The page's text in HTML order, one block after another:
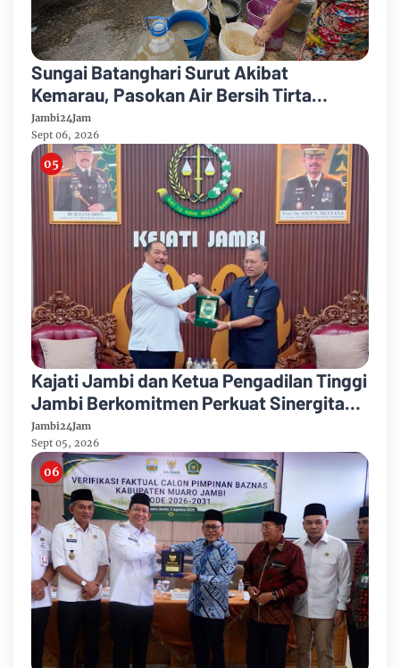
Sungai Batanghari Surut Akibat
Kemarau, Pasokan Air Bersih Tirta
Mayang Jambi Keruh
Jambi24Jam
Sept 06, 2026
Kajati Jambi dan Ketua Pengadilan Tinggi
Jambi Berkomitmen Perkuat Sinergitas
Penegakan Hukum
Jambi24Jam
Sept 05, 2026